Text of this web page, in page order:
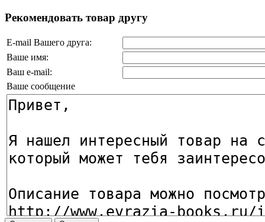
Рекомендовать товар другу
E-mail Вашего друга:
Ваше имя:
Ваш e-mail:
Ваше сообщение